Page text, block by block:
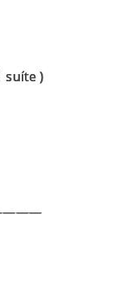
suíte )
————————————————